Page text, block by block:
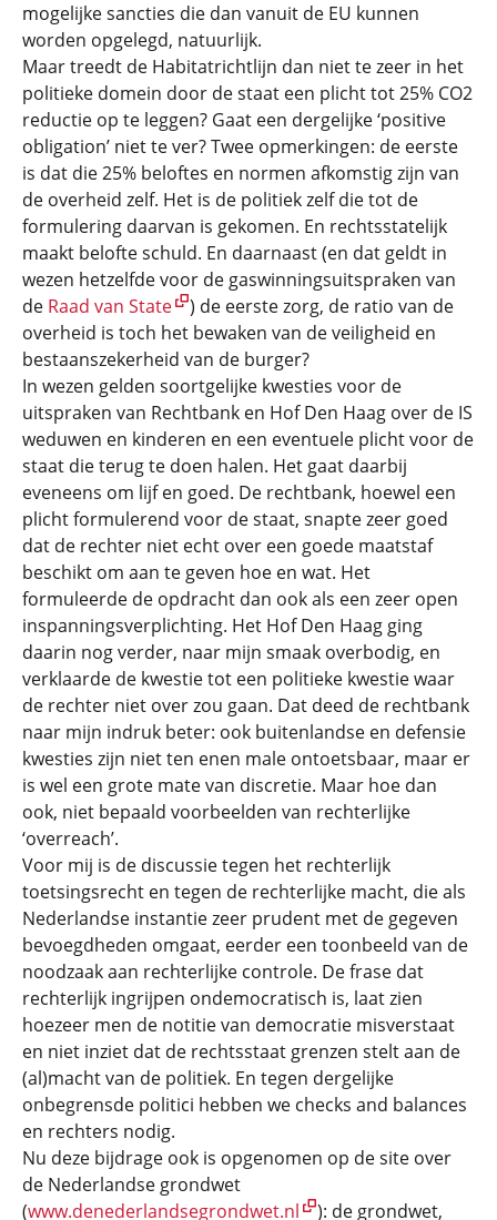
mogelijke sancties die dan vanuit de EU kunnen
worden opgelegd, natuurlijk.
Maar treedt de Habitatrichtlijn dan niet te zeer in het
politieke domein door de staat een plicht tot 25% CO2
reductie op te leggen? Gaat een dergelijke ‘positive
obligation’ niet te ver? Twee opmerkingen: de eerste
is dat die 25% beloftes en normen afkomstig zijn van
de overheid zelf. Het is de politiek zelf die tot de
formulering daarvan is gekomen. En rechtsstatelijk
maakt belofte schuld. En daarnaast (en dat geldt in
wezen hetzelfde voor de gaswinningsuitspraken van
de Raad van State
) de eerste zorg, de ratio van de
overheid is toch het bewaken van de veiligheid en
bestaanszekerheid van de burger?
In wezen gelden soortgelijke kwesties voor de
uitspraken van Rechtbank en Hof Den Haag over de IS
weduwen en kinderen en een eventuele plicht voor de
staat die terug te doen halen. Het gaat daarbij
eveneens om lijf en goed. De rechtbank, hoewel een
plicht formulerend voor de staat, snapte zeer goed
dat de rechter niet echt over een goede maatstaf
beschikt om aan te geven hoe en wat. Het
formuleerde de opdracht dan ook als een zeer open
inspanningsverplichting. Het Hof Den Haag ging
daarin nog verder, naar mijn smaak overbodig, en
verklaarde de kwestie tot een politieke kwestie waar
de rechter niet over zou gaan. Dat deed de rechtbank
naar mijn indruk beter: ook buitenlandse en defensie
kwesties zijn niet ten enen male ontoetsbaar, maar er
is wel een grote mate van discretie. Maar hoe dan
ook, niet bepaald voorbeelden van rechterlijke
‘overreach’.
Voor mij is de discussie tegen het rechterlijk
toetsingsrecht en tegen de rechterlijke macht, die als
Nederlandse instantie zeer prudent met de gegeven
bevoegdheden omgaat, eerder een toonbeeld van de
noodzaak aan rechterlijke controle. De frase dat
rechterlijk ingrijpen ondemocratisch is, laat zien
hoezeer men de notitie van democratie misverstaat
en niet inziet dat de rechtsstaat grenzen stelt aan de
(al)macht van de politiek. En tegen dergelijke
onbegrensde politici hebben we checks and balances
en rechters nodig.
Nu deze bijdrage ook is opgenomen op de site over
de Nederlandse grondwet
(www.denederlandsegrondwet.nl ): de grondwet,